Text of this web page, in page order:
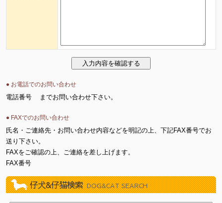
● お電話でのお問い合わせ
電話番号
までお問い合わせ下さい。
● FAXでのお問い合わせ
氏名・ご連絡先・お問い合わせ内容などを明記の上、下記FAX番号でお
送り下さい。
FAXをご確認の上、ご連絡を差し上げます。
FAX番号
仔犬&仔猫検索 DOG&CAT SEARCH